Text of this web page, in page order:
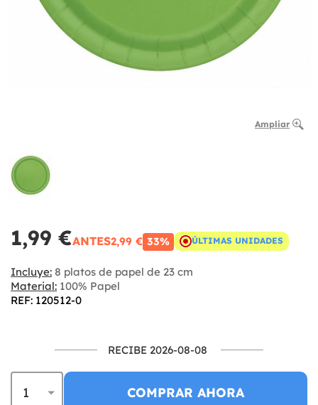
Ampliar
1,99 €ANTES2,99 € 33% ÚLTIMAS UNIDADES
Incluye: 8 platos de papel de 23 cm
Material: 100% Papel
REF: 120512-0
RECIBE 2026-08-08
COMPRAR AHORA